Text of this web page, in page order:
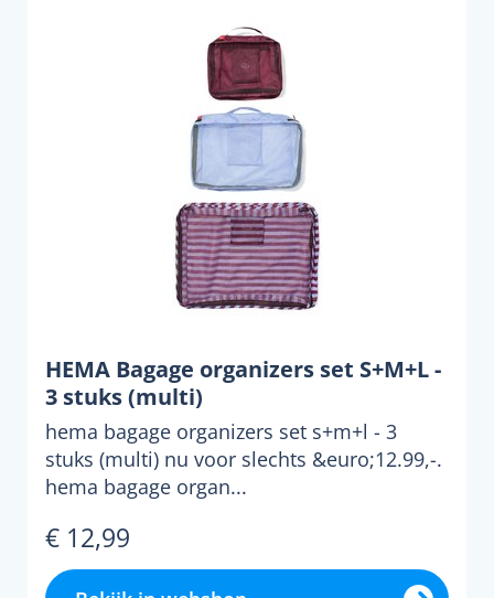
HEMA Bagage organizers set S+M+L -
3 stuks (multi)
hema bagage organizers set s+m+l - 3
stuks (multi) nu voor slechts &euro;12.99,-.
hema bagage organ...
€ 12,99